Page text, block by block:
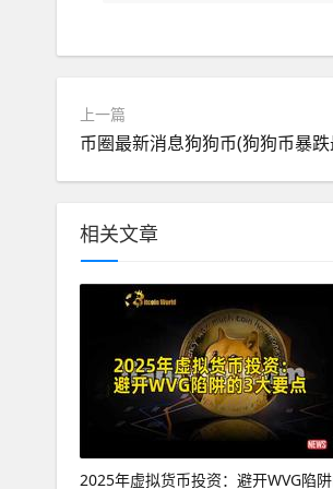
上一篇
币圈最新消息狗狗币(狗狗币暴
相关文章
2025年虚拟货币投资：避开WVG陷